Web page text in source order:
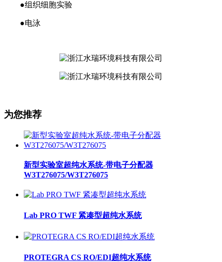
●组织细胞实验
●电泳
为您推荐
新型实验室超纯水系统-带电子分配器
W3T276075/W3T276075
Lab PRO TWF 紧凑型超纯水系统
PROTEGRA CS RO/EDI超纯水系统